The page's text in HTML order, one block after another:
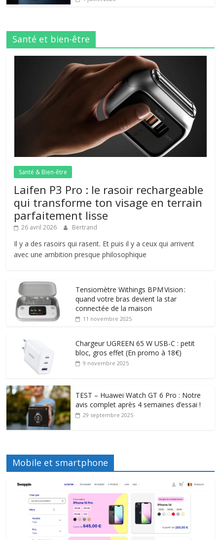
Santé et bien-être
Santé & Bien-être
Laifen P3 Pro : le rasoir rechargeable
qui transforme ton visage en terrain
parfaitement lisse
26 avril 2026 Bertrand
Il y a des rasoirs qui rasent. Et puis il y a ceux qui arrivent
avec une ambition presque philosophique
Tensiomètre Withings BPM Vision :
quand votre bras devient la star
connectée de la maison
11 novembre 2025
Chargeur UGREEN 65 W USB-C : petit
bloc, gros effet (En promo à 18€)
9 novembre 2025
TEST – Huawei Watch GT 6 Pro : Notre
avis complet après 4 semaines d’essai !
29 septembre 2025
Mobile et smartphone